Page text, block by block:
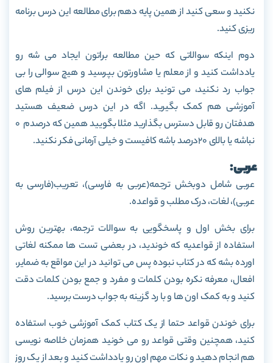
نکنید و سعی کنید از همین پایه دهم برای مطالعه این درس برنامه
ریزی کنید.
دوم اینکه سوالاتی که حین مطالعه براتون ایجاد می شه رو
یادداشت کنید و از معلم یا مشاورتون بپرسید و هیچ سوالی را بی
جواب رد نکنید، می تونید برای خوندن این درس از فیلم های
آموزشی هم کمک بگیرید. اگه در این درس ضعیف هستید
هدفتان رو قابل دسترس بگذارید مثلا بگویید همین که درصدم ۰
نباشه یا بالای ۲۰درصد باشه کافیست و خیلی آرمانی فکر نکنید.
عربی:
عربی شامل دوبخش ترجمه(عربی به فارسی)، تعریب(فارسی به
عربی)، لغات، درک مطلب و قواعده.
برای بخش اول و پاسخگویی به سوالات ترجمه، بهترین روش
استفاده از قواعدیه که خوندید، در بعضی تست ها ممکنه لغاتی
اورده بشه که در کتاب نبوده پس می توانید در این مواقع به ضمایر،
افعال، معرفه نکره بودن کلمات و مفرد و جمع بودن کلمات دقت
کنید و به کمک اون ها و با رد گزینه به جواب درست برسید.
برای خوندن قواعد حتما از یک کتاب کمک آموزشی خوب استفاده
کنید، همچنین وقتی قواعد رو می خونید همزمان خلاصه نویسی
هم انجام دهید و نکات مهم اون رو یادداشت کنید و بعد از یک روز